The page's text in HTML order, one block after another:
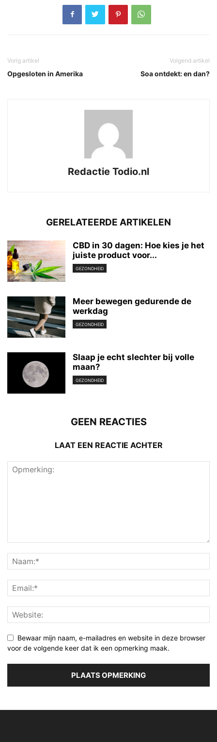
Vorig artikel
Opgesloten in Amerika
Volgend artikel
Soa ontdekt: en dan?
Redactie Todio.nl
GERELATEERDE ARTIKELEN
CBD in 30 dagen: Hoe kies je het
juiste product voor...
GEZONDHEID
Meer bewegen gedurende de
werkdag
GEZONDHEID
Slaap je echt slechter bij volle
maan?
GEZONDHEID
GEEN REACTIES
LAAT EEN REACTIE ACHTER
Bewaar mijn naam, e-mailadres en website in deze browser
voor de volgende keer dat ik een opmerking maak.